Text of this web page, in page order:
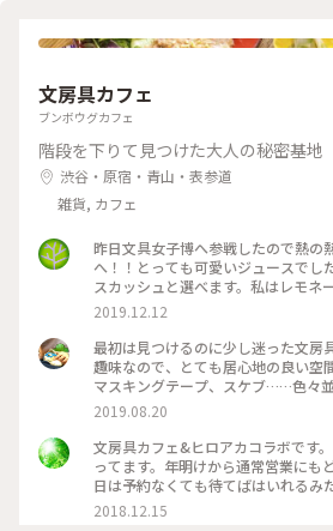
文房具カフェ
ブンボウグカフェ
階段を下りて見つけた大人の秘密基地
渋谷・原宿・青山・表参道
雑貨, カフェ
昨日文具女子博へ参戦したので熱の
へ！！とっても可愛いジュースでし
スカッシュと選べます。私はレモネ
はブドウ🍇とパイナップル🍍！ たく
て、１時間かけてお絵描きしました。 #東京観光#渋谷区#文房
具カフェ#レモネード#文具女子博
2019.12.12
最初は見つけるのに少し迷った文房
趣味なので、とても居心地の良い空
マスキングテープ、スケブ……色々
書きできるランチマットも。各席に
アカデミックな文具かと思いきや、
系でした。それは人を選ぶかも？
でずっと居られるカフェでした。
リュレ。 レジは、食事も文房具も一
います。 アニメやマンガとのコラボ
ね #カフェ #東京 #都内 #文房具カ
2019.08.20
文房具カフェ&ヒロアカコラボです
ってます。年明けから通常営業にも
日は予約なくても待てばはいれるみたいでした
ェ ＃ヒーローアカデミア
2018.12.15